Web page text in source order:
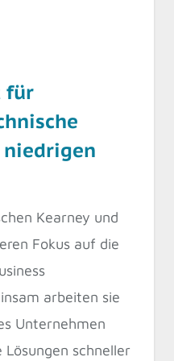
für
niedrigen
Kearney und
Fokus auf die
arbeiten sie
Unternehmen
schneller